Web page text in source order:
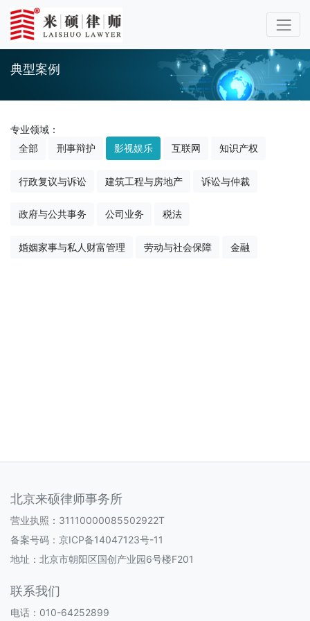
典型案例
专业领域：
全部
刑事辩护 影视娱乐 互联网 知识产权
行政复议与诉讼 建筑工程与房地产 诉讼与仲裁
政府与公共事务 公司业务 税法
婚姻家事与私人财富管理 劳动与社会保障 金融
北京来硕律师事务所
营业执照：31110000085502922T
备案号码： 京ICP备14047123号-11
地址：北京市朝阳区国创产业园6号楼F201
联系我们
电话：010-64252899